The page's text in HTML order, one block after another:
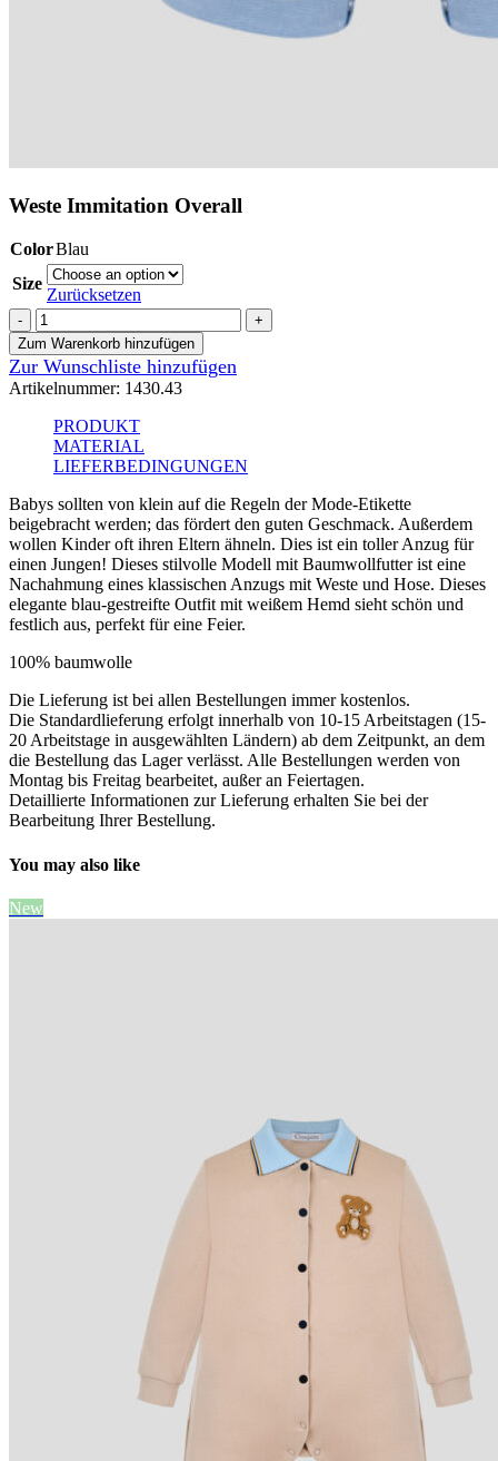
Weste Immitation Overall
ColorBlau
Size
Zurücksetzen
Weste
Immitation
Overall
Menge
Zum Warenkorb hinzufügen
Zur Wunschliste hinzufügen
Artikelnummer: 1430.43
PRODUKT
MATERIAL
LIEFERBEDINGUNGEN
Babys sollten von klein auf die Regeln der Mode-Etikette
beigebracht werden; das fördert den guten Geschmack. Außerdem
wollen Kinder oft ihren Eltern ähneln. Dies ist ein toller Anzug für
einen Jungen! Dieses stilvolle Modell mit Baumwollfutter ist eine
Nachahmung eines klassischen Anzugs mit Weste und Hose. Dieses
elegante blau-gestreifte Outfit mit weißem Hemd sieht schön und
festlich aus, perfekt für eine Feier.
100% baumwolle
Die Lieferung ist bei allen Bestellungen immer kostenlos.
Die Standardlieferung erfolgt innerhalb von 10-15 Arbeitstagen (15-
20 Arbeitstage in ausgewählten Ländern) ab dem Zeitpunkt, an dem
die Bestellung das Lager verlässt. Alle Bestellungen werden von
Montag bis Freitag bearbeitet, außer an Feiertagen.
Detaillierte Informationen zur Lieferung erhalten Sie bei der
Bearbeitung Ihrer Bestellung.
You may also like
New